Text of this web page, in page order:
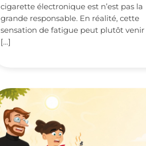
cigarette électronique est n’est pas la
grande responsable. En réalité, cette
sensation de fatigue peut plutôt venir
[…]